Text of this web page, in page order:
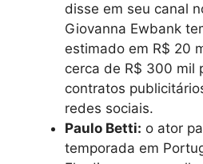
disse em seu canal
Giovanna Ewbank
estimado em R$ 20
cerca de R$ 300 mil
contratos
redes sociais.
Paulo Betti: o ator
temporada em